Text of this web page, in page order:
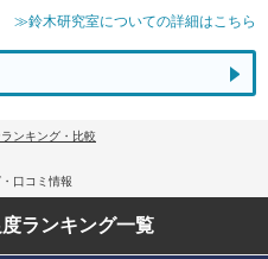
≫鈴木研究室についての詳細はこちら
ンキング・比較
口コミ情報
ランキング一覧